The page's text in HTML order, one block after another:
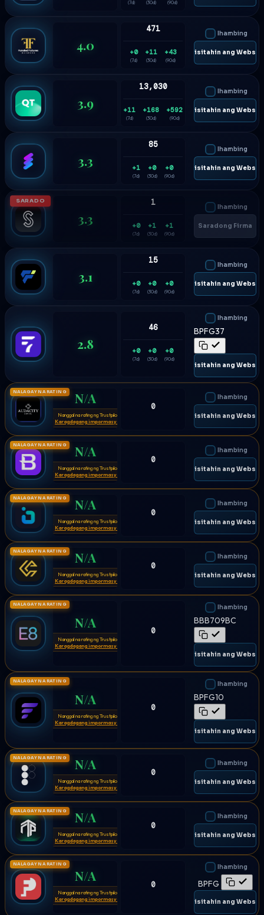
(7d) (30d) (90d)
4.0
471
+0
(7d)
+11
(30d)
+43
(90d)
Ihambing
🌐 Bisitahin ang
3.9
13,030
+11
(7d)
+168
(30d)
+592
(90d)
Ihambing
🌐 Bisitahin ang
3.3
85
+1
(7d)
+0
(30d)
+0
(90d)
Ihambing
🌐 Bisitahin ang
SARADO
3.3
1
+0
(7d)
+1
(30d)
+1
(90d)
Ihambing
Saradong Firma
3.1
15
+0
(7d)
+0
(30d)
+0
(90d)
Ihambing
🌐 Bisitahin ang
2.8
46
+0
(7d)
+0
(30d)
+0
(90d)
Ihambing
BPFG37
🌐 Bisitahin ang
NALAGAY NA RATING N/A
Nanggal na rating ng Trustpilot
Karagdagang impormasyon
0
Ihambing
🌐 Bisitahin ang
NALAGAY NA RATING N/A
Nanggal na rating ng Trustpilot
Karagdagang impormasyon
0
Ihambing
🌐 Bisitahin ang
NALAGAY NA RATING N/A
Nanggal na rating ng Trustpilot
Karagdagang impormasyon
0
Ihambing
🌐 Bisitahin ang
NALAGAY NA RATING N/A
Nanggal na rating ng Trustpilot
Karagdagang impormasyon
0
Ihambing
🌐 Bisitahin ang
NALAGAY NA RATING
N/A
Nanggal na rating ng Trustpilot
Karagdagang impormasyon
0
Ihambing
BBB709BC
🌐 Bisitahin ang
NALAGAY NA RATING
N/A
Nanggal na rating ng Trustpilot
Karagdagang impormasyon
0
Ihambing
BPFG10
🌐 Bisitahin ang
NALAGAY NA RATING N/A
Nanggal na rating ng Trustpilot
Karagdagang impormasyon
0
Ihambing
🌐 Bisitahin ang
NALAGAY NA RATING N/A
Nanggal na rating ng Trustpilot
Karagdagang impormasyon
0
Ihambing
🌐 Bisitahin ang
NALAGAY NA RATING
N/A
Nanggal na rating ng Trustpilot
Karagdagang impormasyon
0
Ihambing
BPFG
🌐 Bisitahin ang